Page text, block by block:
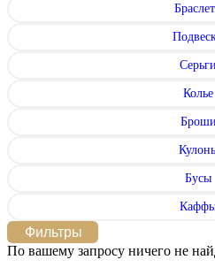
Серьги
Колье
Броши
Бусы
Фильтры
По вашему запросу ничего не